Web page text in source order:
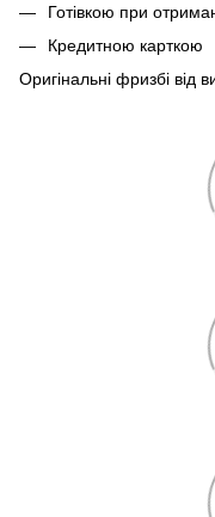
Готівкою при
Кредитною карткою
Оригінальні фризбі від